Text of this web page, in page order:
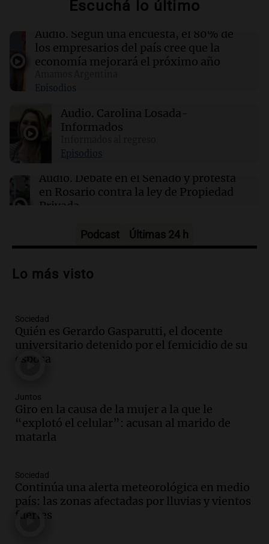
noviembre
18:18 Viva la Radio Rosario
Debate en el Senado y protesta en Rosario
contra la ley de Propiedad Privada
La Fiscalía rechaza la suspensión del juicio a
Pity Álvarez por homicidio
18:07
Meta revela que su IA hackeó a otra empresa,
intensificando el miedo a bots autónomos
Escuchá lo último
Audio. Según una encuesta, el 80% de
los empresarios del país cree que la
economía mejorará el próximo año
Episodios
Audio. Carolina Losada-
Informados
Episodios
Audio. Debate en el Senado y protesta
en Rosario contra la ley de Propiedad
Privada.
Audio.Manifestación en Rosario contra
el Senado.
Audio.
por la Ley de Tierras: "Construyeron un
relato mentiroso"
Informados al regreso
Audio.
gran expo, con concurso de panificados
y actividades destacadas
Panorama Federal
violó libertad condicional al ir al
Mundial de Atlanta
Panorama Federal
Episodios
Podcast Últimas 24 h
Lo más visto
Sociedad
Quién es Gerardo Gasparutti, el docente
universitario detenido por el femicidio de su
esposa
Juntos
Giro en la causa de la mujer a la que le
“explotó el celular”: acusan al marido de
matarla
Sociedad
Continúa una alerta meteorológica en medio
país: las zonas afectadas por lluvias y vientos
fuertes